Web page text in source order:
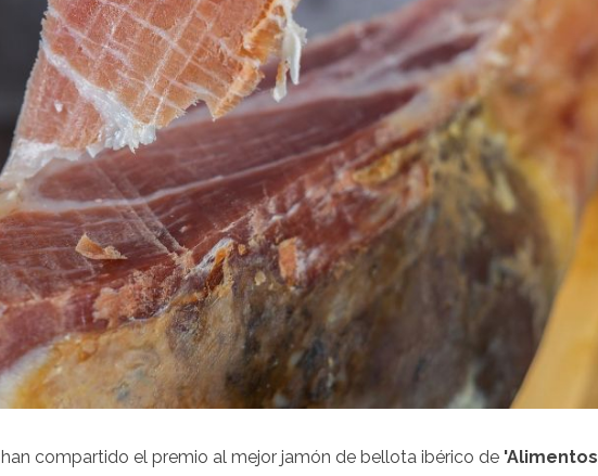
han compartido el premio al mejor jamón de bellota ibérico de 'Alimentos